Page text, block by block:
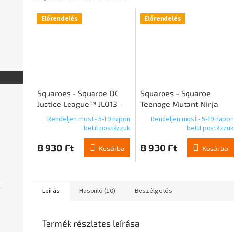
Előrendelés
Squaroes - Squaroe DC
Justice League™ JL013 -
Lobo™
Rendeljen most - 5-19 napon
belül postázzuk
8 930 Ft Kosárba
Előrendelés
Squaroes - Squaroe
Teenage Mutant Ninja
Turtles™ 008 - Shredder
Rendeljen most - 5-19 napon
belül postázzuk
8 930 Ft Kosárba
Leírás Hasonló (10) Beszélgetés
Termék részletes leírása